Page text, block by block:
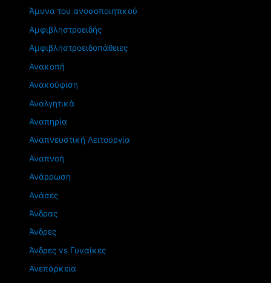
Άμυνα του ανοσοποιητικού
Αμφιβληστροειδής
Αμφιβληστροειδοπάθειες
Ανακοπή
Ανακούφιση
Αναλγητικά
Αναπηρία
Αναπνευστική Λειτουργία
Αναπνοή
Ανάρρωση
Ανάσες
Άνδρας
Άνδρες
Άνδρες vs Γυναίκες
Ανεπάρκεια